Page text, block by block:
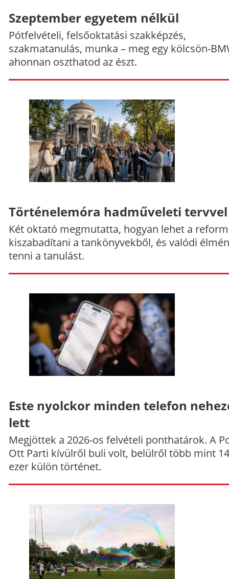
Szeptember egyetem nélkül
Pótfelvételi, felsőoktatási szakképzés,
szakmatanulás, munka – meg egy kölcsön-
ahonnan oszthatod az észt.
Történelemóra hadműveleti tervvel
Két oktató megmutatta, hogyan lehet a
kiszabadítani a tankönyvekből, és valódi
tenni a tanulást.
Este nyolckor minden telefon
lett
Megjöttek a 2026-os felvételi ponthatárok. A
Ott Parti kívülről buli volt, belülről több mint
ezer külön történet.